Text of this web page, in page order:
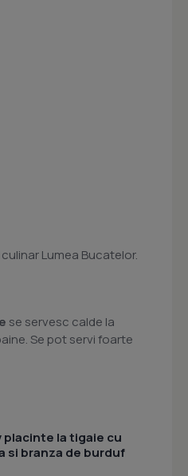
Lumea Bucatelor.
se servesc calde la
Se pot servi foarte
placinte la tigaie cu
si branza de burduf